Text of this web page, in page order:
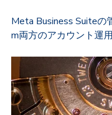
Meta Business Suiteの
m両方のアカウント運